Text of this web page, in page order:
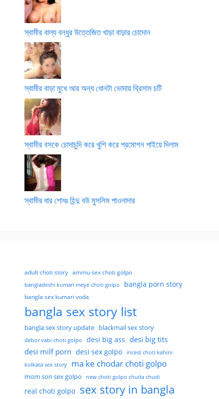
স্বামীর বাল্য বন্ধুর উত্তেজিত খাড়া বাড়ার চোদোন
স্বামীর বাড়া মুখে আর অন্য ধোনটা ভোদায় থ্রিসাম চটি
স্বামীর বসকে চোদাচুদি করে খুশি করে প্রমোশন পাইয়ে দিলাম
স্বামীর ধার শোধঃ হিন্দু বউ মুসলিম পাওনাদার
adult choti story ammu sex choti golpo
bangladeshi kumari meye choti golpo bangla porn story
bangla sex kumari voda
bangla sex story list
bangla sex story update blackmail sex story
debor vabi choti golpo desi big ass desi big tits
desi milf porn desi sex golpo incest choti kahini
kolkata sex story ma ke chodar choti golpo
mom son sex golpo new choti golpo chuda chudi
real choti golpo sex story in bangla